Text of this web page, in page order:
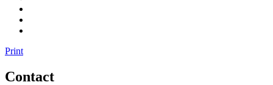
Print
Contact